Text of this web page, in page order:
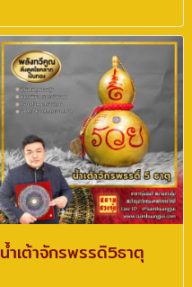
น้ำเต้าจักรพรรดิ5ธาตุ